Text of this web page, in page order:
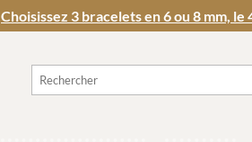
Choisissez 3 bracelets en 6 ou 8 mm,